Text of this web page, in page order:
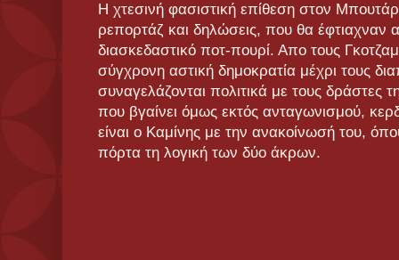
Η χτεσινή φασιστική επίθεση στον
ρεπορτάζ και δηλώσεις, που θα έφτιαχναν
διασκεδαστικό ποτ-πουρί. Απο τους
σύγχρονη αστική δημοκρατία μέχρι τους
συναγελάζονται πολιτικά με τους δράστες
που βγαίνει όμως εκτός ανταγωνισμού,
είναι ο Καμίνης με την ανακοίνωσή του,
πόρτα τη λογική των δύο άκρων.